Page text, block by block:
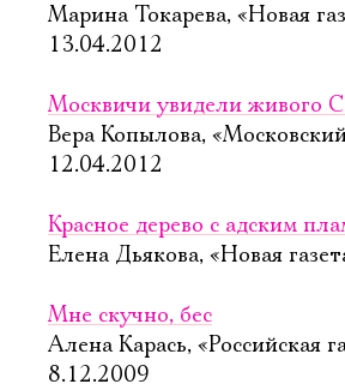
Марина Токарева, «Новая
13.04.2012
Москвичи увидели живого
Вера Копылова,
12.04.2012
Красное дерево с адским
Елена Дьякова, «Новая
Мне скучно, бес
Алена Карась, «Российская
8.12.2009